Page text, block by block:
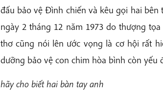
đấu bảo vệ Đình chiến và kêu gọi hai
ngày 2 tháng 12 năm 1973 do thượng
thơ cũng nói lên ước vọng là cơ hội rất
dưỡng bảo vệ con chim hòa bình còn yếu
hãy cho biết hai bàn tay anh